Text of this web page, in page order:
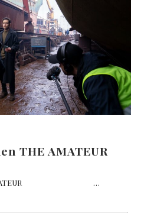
THE AMATEUR
THE AMATEUR …